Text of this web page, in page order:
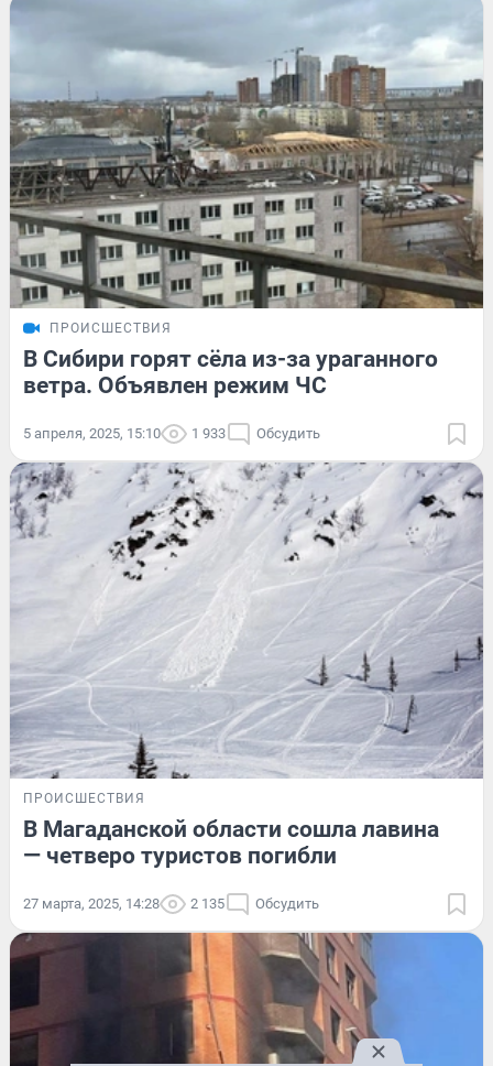
ПРОИСШЕСТВИЯ
В Сибири горят сёла из-за ураганного
ветра. Объявлен режим ЧС
5 апреля, 2025, 15:10 1 933 Обсудить
ПРОИСШЕСТВИЯ
В Магаданской области сошла лавина
— четверо туристов погибли
27 марта, 2025, 14:28 2 135 Обсудить